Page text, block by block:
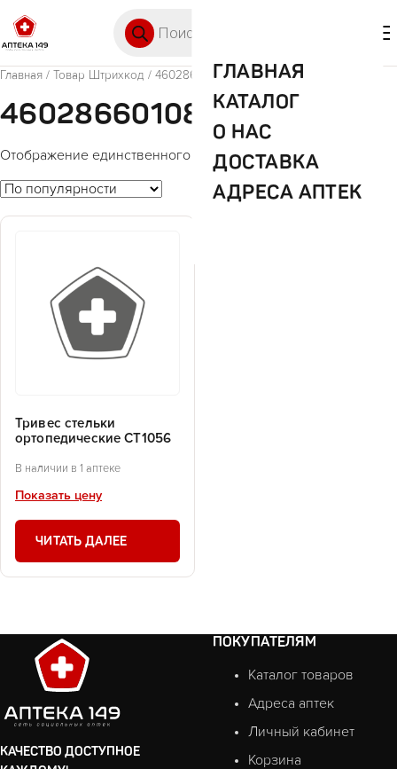
ГЛАВНАЯ
КАТАЛОГ
О НАС
ДОСТАВКА
АДРЕСА АПТЕК
Главная / Товар Штрихкод / 4602866010894
4602866010894
Отображение единственного товара
Тривес стельки
ортопедические СТ1056
В наличии в 1 аптеке
Показать цену
ЧИТАТЬ ДАЛЕЕ
КАЧЕСТВО ДОСТУПНОЕ
ПОКУПАТЕЛЯМ
Каталог товаров
Адреса аптек
Личный кабинет
Корзина